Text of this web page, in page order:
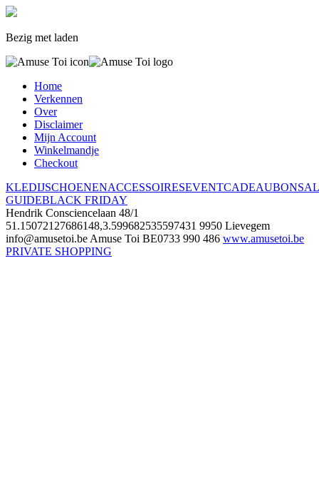
Bezig met laden
Home
Verkennen
Over
Disclaimer
Mijn Account
Winkelmandje
Checkout
KLEDIJSCHOENENACCESSOIRESEVENTCADEAUBON
GUIDEBLACK FRIDAY
Hendrik Consciencelaan 48/1
51.15072127686148,3.599682535597431 9950 Lievegem
info@amusetoi.be Amuse Toi BE0733 990 486 www.amusetoi.be
PRIVATE SHOPPING